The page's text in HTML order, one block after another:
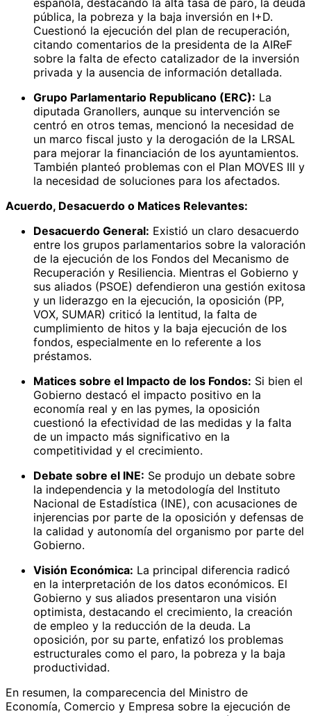
pública, la pobreza y la baja inversión en I+D.
Cuestionó la ejecución del plan de recuperación,
citando comentarios de la presidenta de la AIReF
sobre la falta de efecto catalizador de la inversión
privada y la ausencia de información detallada.
Grupo Parlamentario Republicano (ERC): La
diputada Granollers, aunque su intervención se
centró en otros temas, mencionó la necesidad de
un marco fiscal justo y la derogación de la LRSAL
para mejorar la financiación de los ayuntamientos.
También planteó problemas con el Plan MOVES III y
la necesidad de soluciones para los afectados.
Acuerdo, Desacuerdo o Matices Relevantes:
Desacuerdo General: Existió un claro desacuerdo
entre los grupos parlamentarios sobre la valoración
de la ejecución de los Fondos del Mecanismo de
Recuperación y Resiliencia. Mientras el Gobierno y
sus aliados (PSOE) defendieron una gestión exitosa
y un liderazgo en la ejecución, la oposición (PP,
VOX, SUMAR) criticó la lentitud, la falta de
cumplimiento de hitos y la baja ejecución de los
fondos, especialmente en lo referente a los
préstamos.
Matices sobre el Impacto de los Fondos: Si bien el
Gobierno destacó el impacto positivo en la
economía real y en las pymes, la oposición
cuestionó la efectividad de las medidas y la falta
de un impacto más significativo en la
competitividad y el crecimiento.
Debate sobre el INE: Se produjo un debate sobre
la independencia y la metodología del Instituto
Nacional de Estadística (INE), con acusaciones de
injerencias por parte de la oposición y defensas de
la calidad y autonomía del organismo por parte del
Gobierno.
Visión Económica: La principal diferencia radicó
en la interpretación de los datos económicos. El
Gobierno y sus aliados presentaron una visión
optimista, destacando el crecimiento, la creación
de empleo y la reducción de la deuda. La
oposición, por su parte, enfatizó los problemas
estructurales como el paro, la pobreza y la baja
productividad.
En resumen, la comparecencia del Ministro de
Economía, Comercio y Empresa sobre la ejecución de